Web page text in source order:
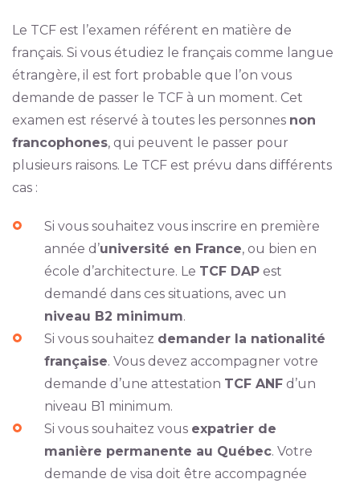
Le TCF est l’examen référent en matière de
français. Si vous étudiez le français comme langue
étrangère, il est fort probable que l’on vous
demande de passer le TCF à un moment. Cet
examen est réservé à toutes les personnes non
francophones, qui peuvent le passer pour
plusieurs raisons. Le TCF est prévu dans différents
cas :
Si vous souhaitez vous inscrire en première
année d’université en France, ou bien en
école d’architecture. Le TCF DAPest
demandé dans ces situations, avec un
niveau B2 minimum.
Si vous souhaitez demander la nationalité
française. Vous devez accompagner votre
demande d’une attestation TCF ANFd’un
niveau B1 minimum.
Si vous souhaitez vous expatrier de
manière permanente au Québec. Votre
demande de visa doit être accompagnée